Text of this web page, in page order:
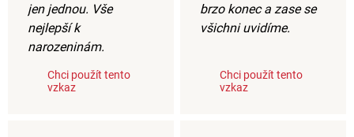
jen jednou. Vše
nejlepší k
narozeninám.
Chci použít tento
vzkaz
brzo konec a zase se
všichni uvidíme.
Chci použít tento
vzkaz